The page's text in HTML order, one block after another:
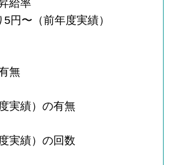
給率
円〜（前年度実績）
無
実績）の有無
実績）の回数